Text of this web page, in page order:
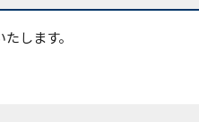
します。